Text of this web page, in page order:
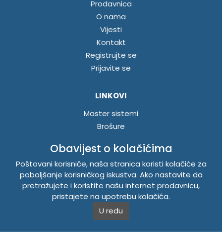
Prodavnica
O nama
Vijesti
Kontakt
Registrujte se
Prijavite se
LINKOVI
Master sistemi
Brošure
INFORMACIJE
Politika o kolačićima
Uslovi korištenja
Politika privatnosti
Obavijest o kolačićima
Poštovani korisniče, naša stranica koristi kolačiće za
poboljšanje korisničkog iskustva. Ako nastavite da
pretražujete i koristite našu internet prodavnicu,
pristajete na upotrebu kolačića.
U redu